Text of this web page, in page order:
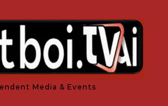
Media & Events